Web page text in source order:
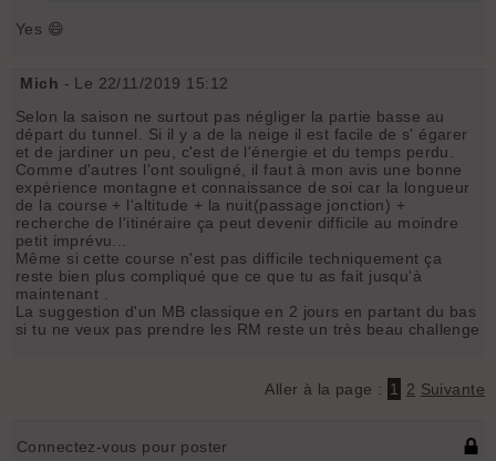
Yes 😄
Mich - Le 22/11/2019 15:12
Selon la saison ne surtout pas négliger la partie basse au
départ du tunnel. Si il y a de la neige il est facile de s' égarer
et de jardiner un peu, c'est de l'énergie et du temps perdu.
Comme d'autres l'ont souligné, il faut à mon avis une bonne
expérience montagne et connaissance de soi car la longueur
de la course + l'altitude + la nuit(passage jonction) +
recherche de l'itinéraire ça peut devenir difficile au moindre
petit imprévu...
Même si cette course n'est pas difficile techniquement ça
reste bien plus compliqué que ce que tu as fait jusqu'à
maintenant .
La suggestion d'un MB classique en 2 jours en partant du bas
si tu ne veux pas prendre les RM reste un très beau challenge
Aller à la page : 1 2 Suivante
Connectez-vous pour poster